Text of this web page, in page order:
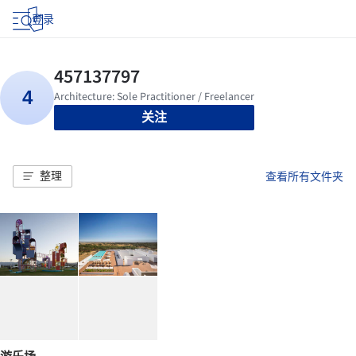
登录
关注
整理 查看所有文件夹